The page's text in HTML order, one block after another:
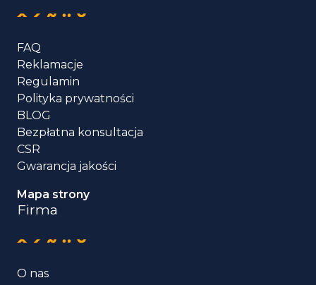
FAQ
Reklamacje
Regulamin
Polityka prywatności
BLOG
Bezpłatna konsultacja
CSR
Gwarancja jakości
Mapa strony
Firma
O nas